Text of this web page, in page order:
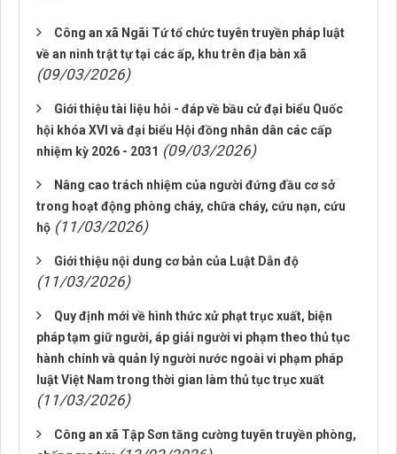
Công an xã Ngãi Tứ tổ chức tuyên truyền pháp luật
về an ninh trật tự tại các ấp, khu trên địa bàn xã
(09/03/2026)
Giới thiệu tài liệu hỏi - đáp về bầu cử đại biểu Quốc
hội khóa XVI và đại biểu Hội đồng nhân dân các cấp
nhiệm kỳ 2026 - 2031 (09/03/2026)
Nâng cao trách nhiệm của người đứng đầu cơ sở
trong hoạt động phòng cháy, chữa cháy, cứu nạn, cứu
hộ (11/03/2026)
Giới thiệu nội dung cơ bản của Luật Dẫn độ
(11/03/2026)
Quy định mới về hình thức xử phạt trục xuất, biện
pháp tạm giữ người, áp giải người vi phạm theo thủ tục
hành chính và quản lý người nước ngoài vi phạm pháp
luật Việt Nam trong thời gian làm thủ tục trục xuất
(11/03/2026)
Công an xã Tập Sơn tăng cường tuyên truyền phòng,